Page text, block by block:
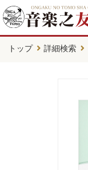
トップ 詳細検索